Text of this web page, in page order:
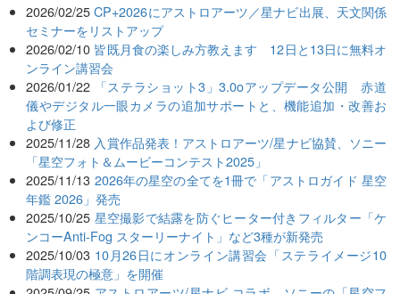
2026/02/25 CP+2026にアストロアーツ／星ナビ出展、天文関係
セミナーをリストアップ
2026/02/10 皆既月食の楽しみ方教えます 12日と13日に無料オ
ンライン講習会
2026/01/22
「ステラショット3」3.0oアップデータ公開 赤道
儀やデジタル一眼カメラの追加サポートと、機能追加・改善お
よび修正
2025/11/28 入賞作品発表！アストロアーツ/星ナビ協賛、ソニー
「星空フォト＆ムービーコンテスト2025」
2025/11/13 2026年の星空の全てを1冊で「アストロガイド 星空
年鑑 2026」発売
2025/10/25 星空撮影で結露を防ぐヒーター付きフィルター「ケ
ンコーAnti-Fog スターリーナイト」など3種が新発売
2025/10/03 10月26日にオンライン講習会「ステライメージ10
階調表現の極意」を開催